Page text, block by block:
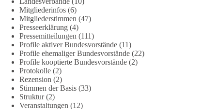
38 7 8
DieBasis
1 Tag zuvor
Jetzt dieBasis Sachsen-Anhalt unterstützen!
Die Landtagswahl 2026 in Sachsen-Anhalt findet am 6.
September statt. Die Inhalte stehen – jetzt müssen sie gesehen,
geteilt und diskutiert werden.
Mitgliederinfos (6)
Mitgliederstimmen (47)
Presseerklärung (4)
Pressemitteilungen (111)
Profile aktiver Bundesvorstände (11)
Profile ehemaliger Bundesvorstände (22)
Profile kooptierte Bundesvorstände (2)
Protokolle (2)
Rezension (2)
Stimmen der Basis (33)
Struktur(2)
Veranstaltungen (12)